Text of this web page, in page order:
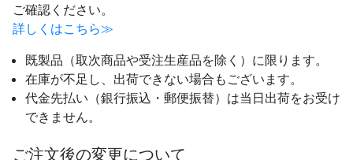
ご確認ください。
詳しくはこちら≫
既製品（取次商品や受注生産品を除く）に限ります。
在庫が不足し、出荷できない場合もございます。
代金先払い（銀行振込・郵便振替）は当日出荷をお受け
できません。
ご注文後の変更について